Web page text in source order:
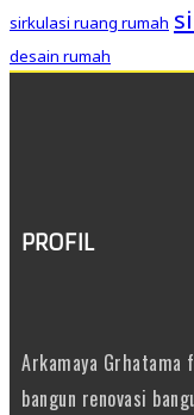
sirkulasi ruang rumah
desain rumah
PROFIL
Arkamaya Grhatama
bangun renovasi